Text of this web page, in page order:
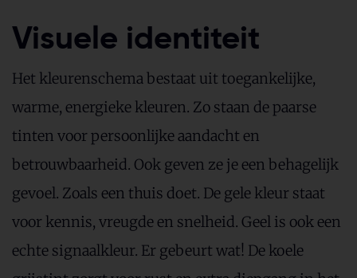
Visuele identiteit
Het kleurenschema bestaat uit toegankelijke,
warme, energieke kleuren. Zo staan de paarse
tinten voor persoonlijke aandacht en
betrouwbaarheid. Ook geven ze je een behagelijk
gevoel. Zoals een thuis doet. De gele kleur staat
voor kennis, vreugde en snelheid. Geel is ook een
echte signaalkleur. Er gebeurt wat! De koele